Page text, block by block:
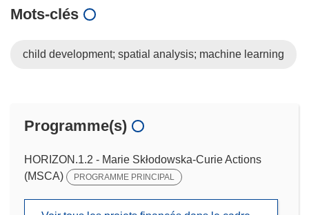
Mots‑clés
child development; spatial analysis; machine learning
Programme(s)
HORIZON.1.2 - Marie Skłodowska-Curie Actions
(MSCA)
PROGRAMME PRINCIPAL